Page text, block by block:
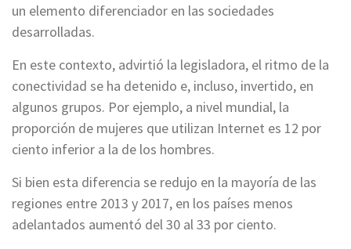
un elemento diferenciador en las sociedades
desarrolladas.
En este contexto, advirtió la legisladora, el ritmo de la
conectividad se ha detenido e, incluso, invertido, en
algunos grupos. Por ejemplo, a nivel mundial, la
proporción de mujeres que utilizan Internet es 12 por
ciento inferior a la de los hombres.
Si bien esta diferencia se redujo en la mayoría de las
regiones entre 2013 y 2017, en los países menos
adelantados aumentó del 30 al 33 por ciento.